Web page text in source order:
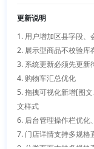
31.【优化】页面设计
32.【优化】多商户支
级购买、等级增加不可
33.【优化】数据缓存
34.【优化】进销存仓
错误
35.【优化】购买页面
36.【优化】用户注册
37.【优化】门店支持
15. 图标导航支持纯净模
17. 弹窗支持拖动和双
18. 后台管理窗口支持
19. 单独售后仅退款自
20. 进销存支持与商城
21. 新增商品服务插件
22. 新增组合搭配插件
23. 新增批量下单插件
24. 小程序整体结构及
更新说明
1. 用户增加区县字段、
2. 展示型商品不校验库
3. 系统更新必须先更新
4. 购物车汇总优化
5. 拖拽可视化新增[图
文样式
6. 后台管理操作栏优化
7. 门店详情支持多规格